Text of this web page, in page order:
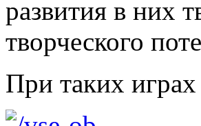
развития в них
творческого
При таких